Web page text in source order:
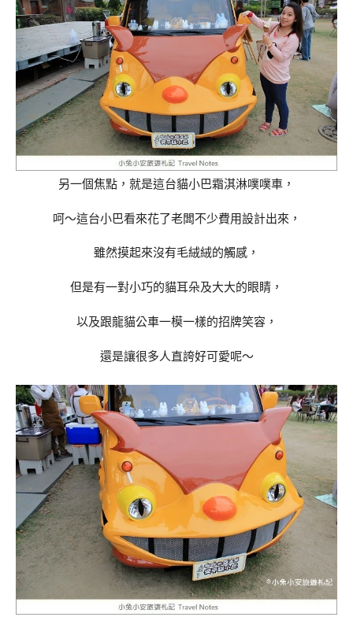
另一個焦點，就是這台貓小巴霜淇淋噗噗車，
呵～這台小巴看來花了老闆不少費用設計出來，
雖然摸起來沒有毛絨絨的觸感，
但是有一對小巧的貓耳朵及大大的眼睛，
以及跟龍貓公車一模一樣的招牌笑容，
還是讓很多人直誇好可愛呢～